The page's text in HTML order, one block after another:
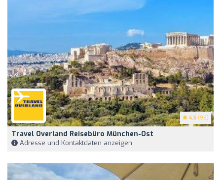
4.5 (98)
Travel Overland Reisebüro München-Ost
Adresse und Kontaktdaten anzeigen